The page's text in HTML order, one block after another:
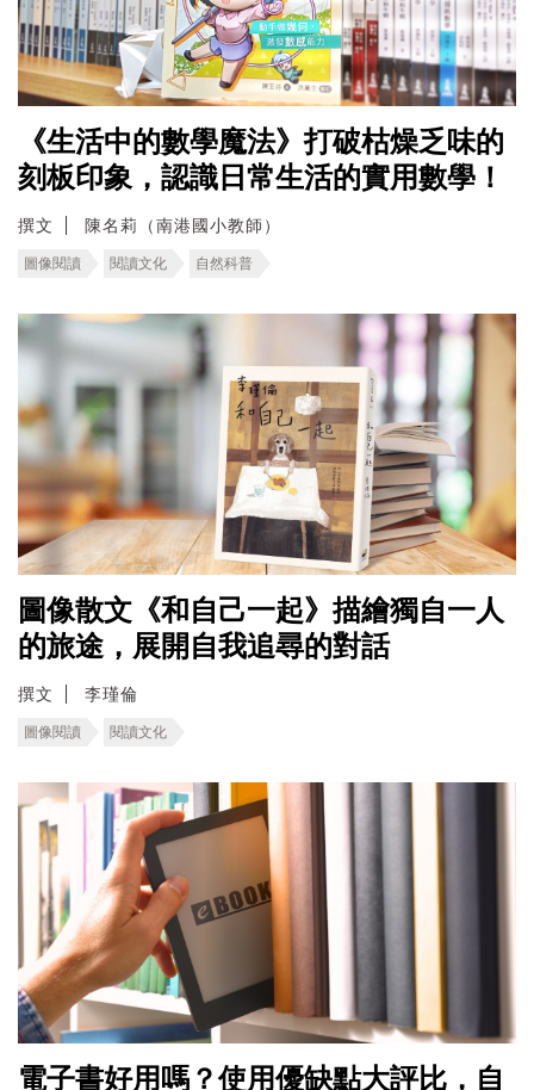
《生活中的數學魔法》打破枯燥乏味的
刻板印象，認識日常生活的實用數學！
撰文 陳名莉（南港國小教師）
圖像閱讀 閱讀文化 自然科普
圖像散文《和自己一起》描繪獨自一人
的旅途，展開自我追尋的對話
撰文 李瑾倫
圖像閱讀 閱讀文化
電子書好用嗎？使用優缺點大評比，自